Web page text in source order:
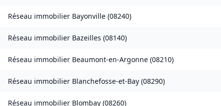
Réseau immobilier Bayonville (08240)
Réseau immobilier Bazeilles (08140)
Réseau immobilier Beaumont-en-Argonne (08210)
Réseau immobilier Blanchefosse-et-Bay (08290)
Réseau immobilier Blombay (08260)